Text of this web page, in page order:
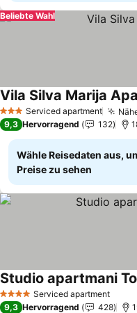
Beliebte Wahl
3 SterneServiced apartment
Vila Silva Marija
9,3 Hervorragend 132
Wähle Reisedaten aus,
Preise zu sehen
4 Sterne Serviced apartment
Studio apartmani
9,3 Hervorragend 428